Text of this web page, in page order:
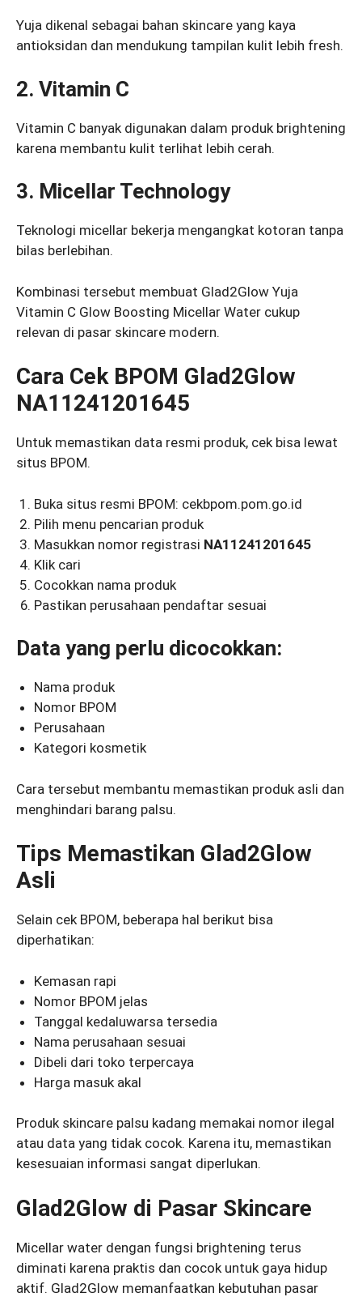
Yuja dikenal sebagai bahan skincare yang kaya
antioksidan dan mendukung tampilan kulit lebih fresh.
2. Vitamin C
Vitamin C banyak digunakan dalam produk brightening
karena membantu kulit terlihat lebih cerah.
3. Micellar Technology
Teknologi micellar bekerja mengangkat kotoran tanpa
bilas berlebihan.
Kombinasi tersebut membuat Glad2Glow Yuja
Vitamin C Glow Boosting Micellar Water cukup
relevan di pasar skincare modern.
Cara Cek BPOM Glad2Glow
NA11241201645
Untuk memastikan data resmi produk, cek bisa lewat
situs BPOM.
Buka situs resmi BPOM: cekbpom.pom.go.id
Pilih menu pencarian produk
Masukkan nomor registrasi NA11241201645
Klik cari
Cocokkan nama produk
Pastikan perusahaan pendaftar sesuai
Data yang perlu dicocokkan:
Nama produk
Nomor BPOM
Perusahaan
Kategori kosmetik
Cara tersebut membantu memastikan produk asli dan
menghindari barang palsu.
Tips Memastikan Glad2Glow
Asli
Selain cek BPOM, beberapa hal berikut bisa
diperhatikan:
Kemasan rapi
Nomor BPOM jelas
Tanggal kedaluwarsa tersedia
Nama perusahaan sesuai
Dibeli dari toko terpercaya
Harga masuk akal
Produk skincare palsu kadang memakai nomor ilegal
atau data yang tidak cocok. Karena itu, memastikan
kesesuaian informasi sangat diperlukan.
Glad2Glow di Pasar Skincare
Micellar water dengan fungsi brightening terus
diminati karena praktis dan cocok untuk gaya hidup
aktif. Glad2Glow memanfaatkan kebutuhan pasar